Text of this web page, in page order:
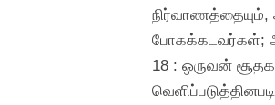
போகக்கடவர்கள்;
18 : ஒருவன்